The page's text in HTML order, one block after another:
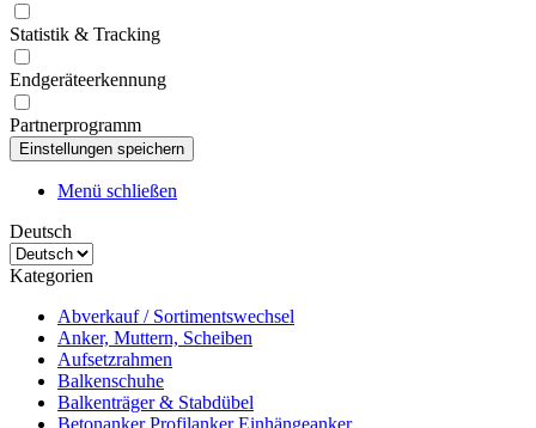
Statistik & Tracking
Endgeräteerkennung
Partnerprogramm
Menü schließen
Deutsch
Kategorien
Abverkauf / Sortimentswechsel
Anker, Muttern, Scheiben
Aufsetzrahmen
Balkenschuhe
Balkenträger & Stabdübel
Betonanker Profilanker Einhängeanker